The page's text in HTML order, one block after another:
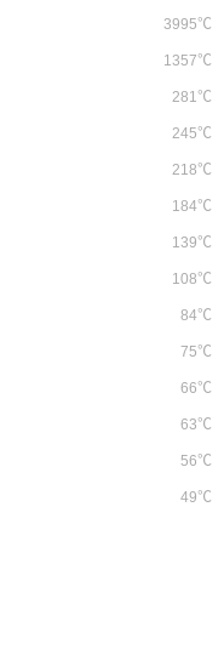
3995℃
1357℃
281℃
245℃
218℃
184℃
139℃
108℃
84℃
75℃
66℃
63℃
56℃
49℃